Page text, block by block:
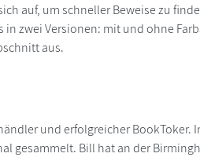
auf, um schneller Beweise zu
in zwei Versionen: mit und ohne
aus.
und erfolgreicher BookToker.
gesammelt. Bill hat an der